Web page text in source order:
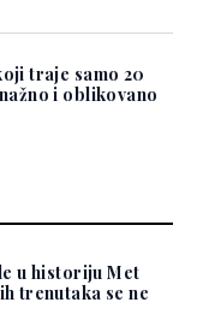
traje samo 20
i oblikovano
u historiju Met
trenutaka se ne